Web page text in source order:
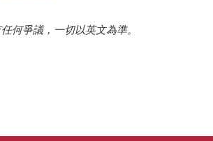
何爭議，一切以英文為準。